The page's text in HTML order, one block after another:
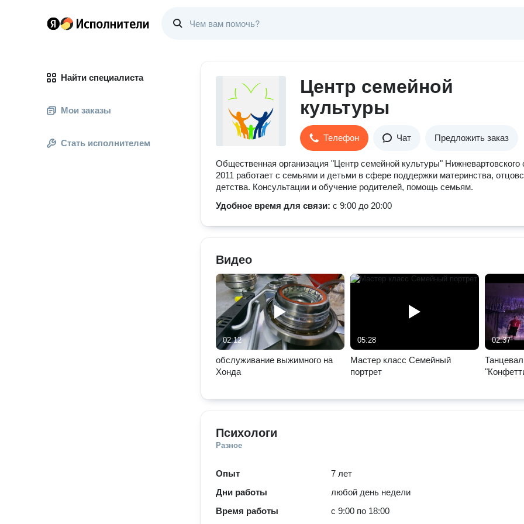
Найти специалиста
Мои заказы
Стать исполнителем
Центр семейной
культуры
Телефон Чат Предложить заказ
Общественная организация "Центр семейной культуры" Нижневартовского
2011 работает с семьями и детьми в сфере поддержки материнства,
детства. Консультации и обучение родителей, помощь семьям.
Удобное время для связи: с 9:00 до 20:00
Видео
02:12
обслуживание выжимного на
Хонда
05:28
Мастер класс Семейный
портрет
02:37
Психологи
Разное
Опыт
7 лет
Дни работы
любой день недели
Время работы
с 9:00 по 18:00